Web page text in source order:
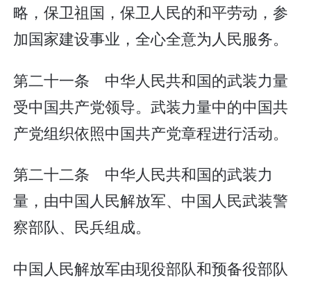
略，保卫祖国，保卫人民的和平劳动，参
加国家建设事业，全心全意为人民服务。
第二十一条 中华人民共和国的武装力量
受中国共产党领导。武装力量中的中国共
产党组织依照中国共产党章程进行活动。
第二十二条 中华人民共和国的武装力
量，由中国人民解放军、中国人民武装警
察部队、民兵组成。
中国人民解放军由现役部队和预备役部队